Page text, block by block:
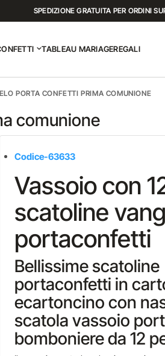
SPEDIZIONE GRATUITA PER ORDINI
TABLEAU MARIAGEREGALI
PORTA CONFETTI PRIMA COMUNIONE
comunione
Codice-63633
Vassoio con
scatoline
portaconfetti
Bellissime scatoline
portaconfetti in
ecartoncino con
scatola vassoio
bomboniere da 12